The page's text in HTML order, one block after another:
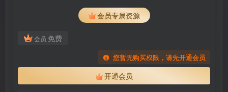
会员专属资源
会员 免费
您暂无购买权限，请先开通会员
开通会员